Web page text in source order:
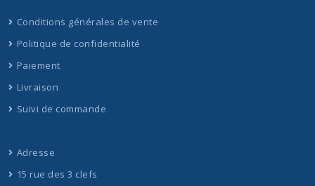
Conditions générales de vente
Politique de confidentialité
Paiement
Livraison
Suivi de commande
Adresse
15 rue des 3 clefs